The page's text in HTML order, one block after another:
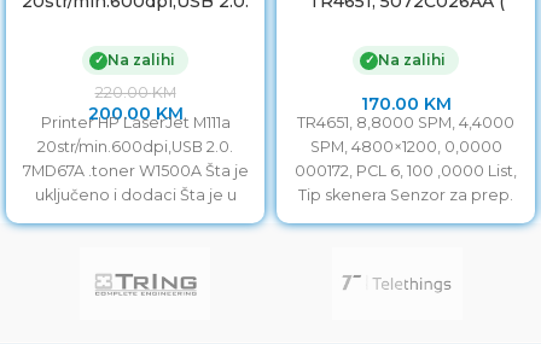
✓ Na zalihi
220.00KM
200.00 KM
Printer HP LaserJet M111a
20str/min.600dpi,USB 2.0.
7MD67A .toner W1500A Šta je
uključeno i dodaci Šta je u
kutiji HP LaserJet
✓ Na zalihi
170.00 KM
TR4651, 8,8000 SPM, 4,4000
SPM, 4800×1200, 0,0000
000172, PCL 6, 100 ,0000 List,
Tip skenera Senzor za prep.
slike (CIS),